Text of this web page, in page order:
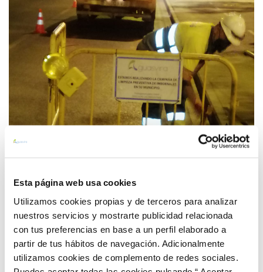
Esta página web usa cookies
Utilizamos cookies propias y de terceros para analizar
nuestros servicios y mostrarte publicidad relacionada
con tus preferencias en base a un perfil elaborado a
partir de tus hábitos de navegación. Adicionalmente
utilizamos cookies de complemento de redes sociales.